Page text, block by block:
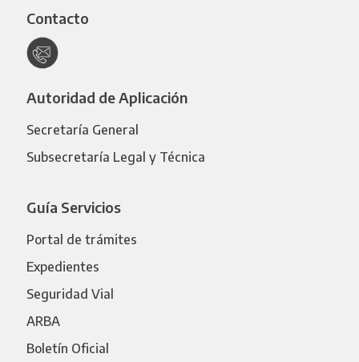
Contacto
Autoridad de Aplicación
Secretaría General
Subsecretaría Legal y Técnica
Guía Servicios
Portal de trámites
Expedientes
Seguridad Vial
ARBA
Boletín Oficial